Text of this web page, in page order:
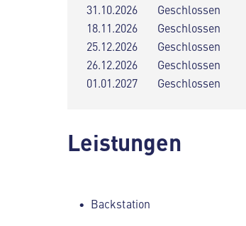
31.10.2026
Geschlossen
18.11.2026
Geschlossen
25.12.2026
Geschlossen
26.12.2026
Geschlossen
01.01.2027
Geschlossen
Leistungen
Backstation